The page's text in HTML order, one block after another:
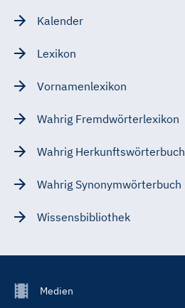
Kalender
Lexikon
Vornamenlexikon
Wahrig Fremdwörterlexikon
Wahrig Herkunftswörterbuch
Wahrig Synonymwörterbuch
Wissensbibliothek
FooterMedien